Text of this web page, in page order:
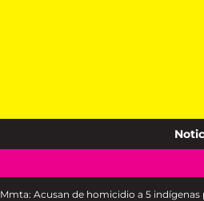
Mmta: Acusan de homicidio a 5